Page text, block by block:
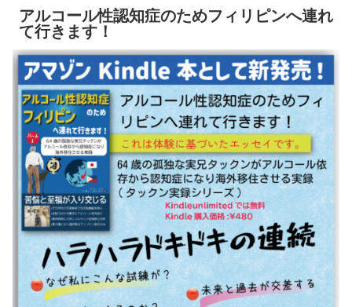
アルコール性認知症のためフィリピンへ連れ
て行きます！